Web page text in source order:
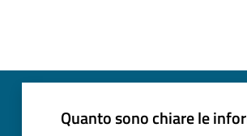
Quanto sono chiare le